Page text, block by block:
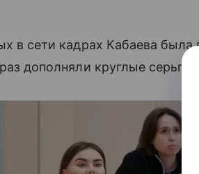
в сети кадрах Кабаева была
дополняли круглые серьги